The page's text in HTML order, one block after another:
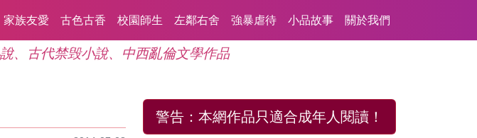
家族友愛 古色古香 校園師生 左鄰右舍 強暴虐待 小品故事 關於我們
、古代禁毁小說、中西亂倫文學作品
警告： 本網作品只適合成年人閱讀！